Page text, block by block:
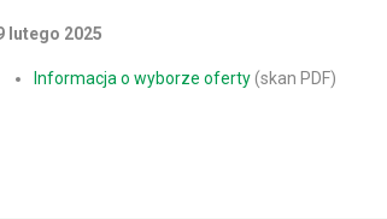
lutego 2025
Informacja o wyborze oferty(skan PDF)